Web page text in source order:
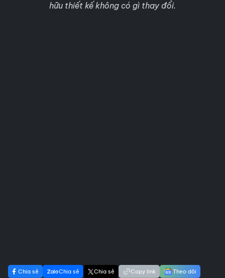
hữu thiết kế không có gì thay đổi.
Chia sẻ Chia sẻ Chia sẻ Copy link Theo dõi